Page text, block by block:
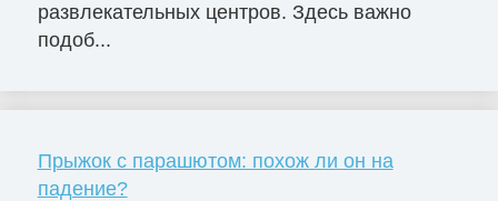
развлекательных центров. Здесь важно
подоб...
Прыжок с парашютом: похож ли он на
падение?